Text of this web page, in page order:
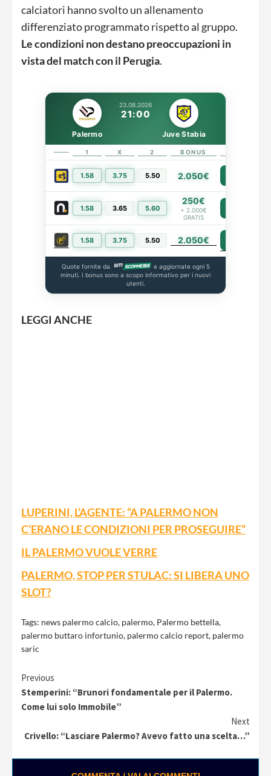
calciatori hanno svolto un allenamento
differenziato programmato rispetto al gruppo.
Le condizioni non destano preoccupazioni in
vista del match con il Perugia.
23.08.2026
21:00
Palermo Juve Stabia
1 X 2 BONUS
1.58 3.75 5.50 2.050€
1.58 3.65 5.60
250€
+ 2.000€
GRATIS
1.58 3.75 5.50 2.050€
Quote fornite da
e aggiornate ogni 5
minuti. I bonus sono a scopo informativo per i nuovi
utenti.
LEGGI ANCHE
LUPERINI, L’AGENTE: “A PALERMO NON
C’ERANO LE CONDIZIONI PER PROSEGUIRE”
IL PALERMO VUOLE VERRE
PALERMO, STOP PER STULAC: SI LIBERA UNO
SLOT?
Tags: news palermo calcio, palermo, Palermo bettella,
palermo buttaro infortunio, palermo calcio report, palermo
saric
Continue
Reading
Previous
Stemperini: “Brunori fondamentale per il Palermo.
Come lui solo Immobile”
Next
Crivello: “Lasciare Palermo? Avevo fatto una scelta…”